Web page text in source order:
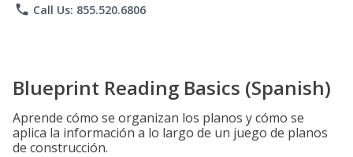
phone Call Us: 855.520.6806
Blueprint Reading Basics (Spanish)
Aprende cómo se organizan los planos y cómo se
aplica la información a lo largo de un juego de planos
de construcción.